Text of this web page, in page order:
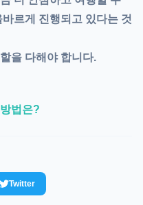
르게 진행되고 있다는 것
을 다해야 합니다.
법은?
Twitter